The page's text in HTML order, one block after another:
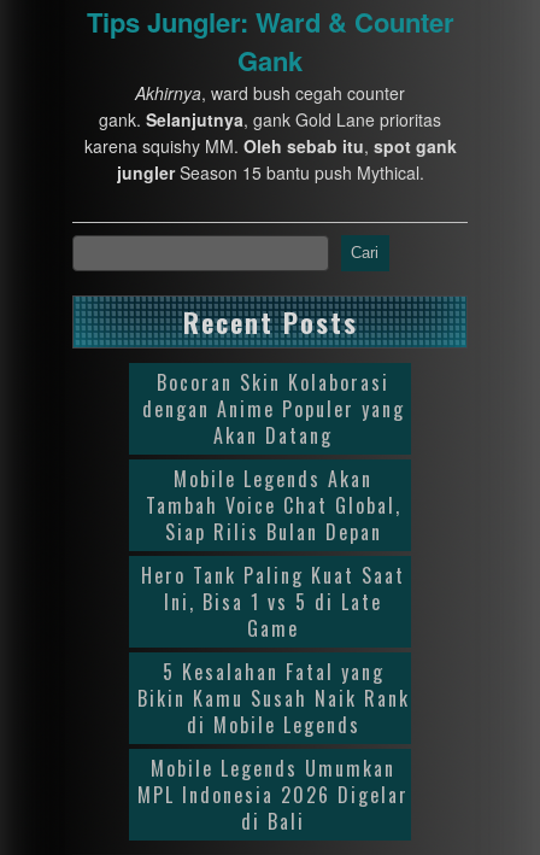
Tips Jungler: Ward & Counter
Gank
Akhirnya, ward bush cegah counter
gank. Selanjutnya, gank Gold Lane prioritas
karena squishy MM. Oleh sebab itu, spot gank
junglerSeason 15 bantu push Mythical.
Cari
Recent Posts
Bocoran Skin Kolaborasi
dengan Anime Populer yang
Akan Datang
Mobile Legends Akan
Tambah Voice Chat Global,
Siap Rilis Bulan Depan
Hero Tank Paling Kuat Saat
Ini, Bisa 1 vs 5 di Late
Game
5 Kesalahan Fatal yang
Bikin Kamu Susah Naik Rank
di Mobile Legends
Mobile Legends Umumkan
MPL Indonesia 2026 Digelar
di Bali